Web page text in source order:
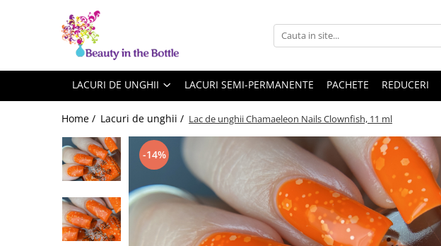
Lacuri de unghii
ILNP
Cadillacquer
Tratamente
Top Coat
LACURI DE UNGHII LACURI SEMI-PERMANENTE PACHETE REDUCERI
Home / Lacuri de unghii / Lac de unghii Chamaeleon Nails Clownfish, 11 ml
-14%